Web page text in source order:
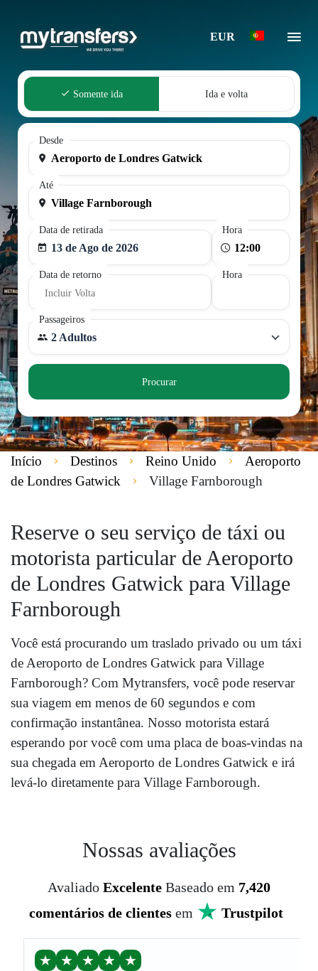
EUR
Somente ida Ida e volta
Desde
Até
Data de retirada
13 de Ago de 2026
Hora
Data de retorno
Incluir Volta
Hora
Passageiros
2 Adultos
Procurar
Início Destinos Reino Unido
Aeroporto
de Londres Gatwick
Village Farnborough
Reserve o seu serviço de táxi ou
motorista particular de Aeroporto
de Londres Gatwick para Village
Farnborough
Você está procurando um traslado privado ou um táxi
de Aeroporto de Londres Gatwick para Village
Farnborough? Com Mytransfers, você pode reservar
sua viagem em menos de 60 segundos e com
confirmação instantânea. Nosso motorista estará
esperando por você com uma placa de boas-vindas na
sua chegada em Aeroporto de Londres Gatwick e irá
levá-lo diretamente para Village Farnborough.
Nossas avaliações
Avaliado Excelente Baseado em 7,420
comentários de clientes em Trustpilot
★ ★ ★ ★ ★